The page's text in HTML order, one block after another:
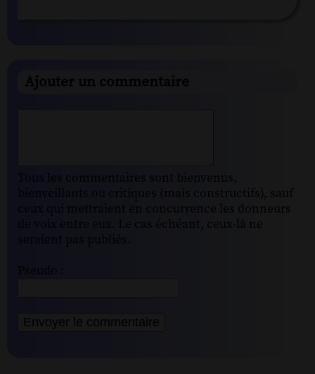
Ajouter un commentaire
Tous les commentaires sont bienvenus,
bienveillants ou critiques (mais constructifs), sauf
ceux qui mettraient en concurrence les donneurs
de voix entre eux. Le cas échéant, ceux-là ne
seraient pas publiés.
Pseudo :